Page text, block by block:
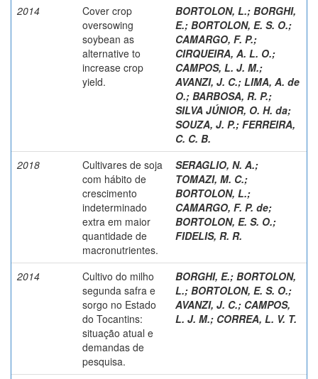
2014
Cover crop
oversowing
soybean as
alternative to
increase crop
yield.
BORTOLON, L.; BORGHI,
E.; BORTOLON, E. S. O.;
CAMARGO, F. P.;
CIRQUEIRA, A. L. O.;
CAMPOS, L. J. M.;
AVANZI, J. C.; LIMA, A. de
O.; BARBOSA, R. P.;
SILVA JÚNIOR, O. H. da;
SOUZA, J. P.; FERREIRA,
C. C. B.
2018
Cultivares de soja
com hábito de
crescimento
indeterminado
extra em maior
quantidade de
macronutrientes.
SERAGLIO, N. A.;
TOMAZI, M. C.;
BORTOLON, L.;
CAMARGO, F. P. de;
BORTOLON, E. S. O.;
FIDELIS, R. R.
2014
Cultivo do milho
segunda safra e
sorgo no Estado
do Tocantins:
situação atual e
demandas de
pesquisa.
BORGHI, E.; BORTOLON,
L.; BORTOLON, E. S. O.;
AVANZI, J. C.; CAMPOS,
L. J. M.; CORREA, L. V. T.